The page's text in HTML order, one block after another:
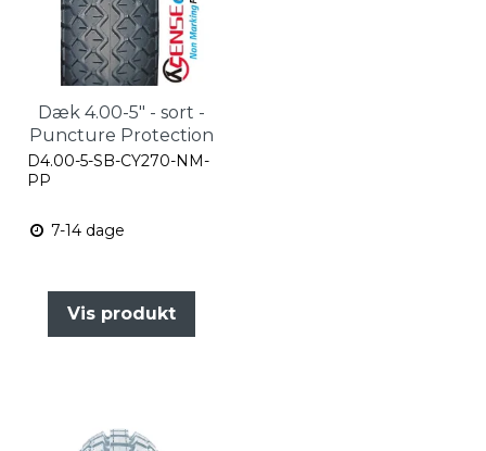
Dæk 4.00-5" - sort -
Puncture Protection
D4.00-5-SB-CY270-NM-
PP
7-14 dage
Vis produkt